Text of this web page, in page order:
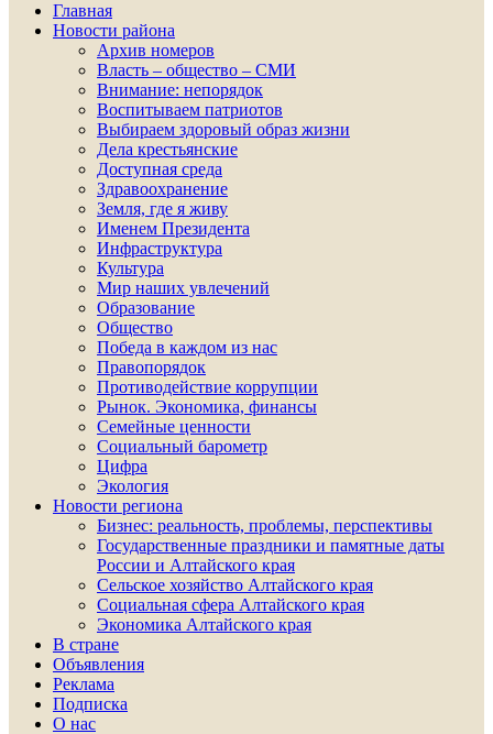
Главная
Новости района
Архив номеров
Власть – общество – СМИ
Внимание: непорядок
Воспитываем патриотов
Выбираем здоровый образ жизни
Дела крестьянские
Доступная среда
Здравоохранение
Земля, где я живу
Именем Президента
Инфраструктура
Культура
Мир наших увлечений
Образование
Общество
Победа в каждом из нас
Правопорядок
Противодействие коррупции
Рынок. Экономика, финансы
Семейные ценности
Социальный барометр
Цифра
Экология
Новости региона
Бизнес: реальность, проблемы, перспективы
Государственные праздники и памятные даты
России и Алтайского края
Сельское хозяйство Алтайского края
Социальная сфера Алтайского края
Экономика Алтайского края
В стране
Объявления
Реклама
Подписка
О нас